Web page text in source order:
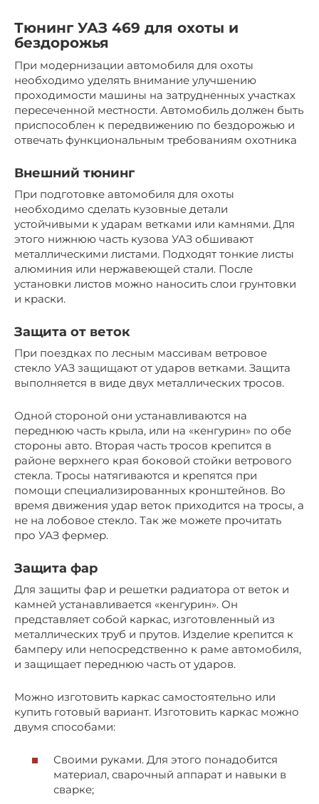
Тюнинг УАЗ 469 для охоты и
бездорожья
При модернизации автомобиля для охоты
необходимо уделять внимание улучшению
проходимости машины на затрудненных участках
пересеченной местности. Автомобиль должен быть
приспособлен к передвижению по бездорожью и
отвечать функциональным требованиям охотника
Внешний тюнинг
При подготовке автомобиля для охоты
необходимо сделать кузовные детали
устойчивыми к ударам ветками или камнями. Для
этого нижнюю часть кузова УАЗ обшивают
металлическими листами. Подходят тонкие листы
алюминия или нержавеющей стали. После
установки листов можно наносить слои грунтовки
и краски.
Защита от веток
При поездках по лесным массивам ветровое
стекло УАЗ защищают от ударов ветками. Защита
выполняется в виде двух металлических тросов.
Одной стороной они устанавливаются на
переднюю часть крыла, или на «кенгурин» по обе
стороны авто. Вторая часть тросов крепится в
районе верхнего края боковой стойки ветрового
стекла. Тросы натягиваются и крепятся при
помощи специализированных кронштейнов. Во
время движения удар веток приходится на тросы, а
не на лобовое стекло. Так же можете прочитать
про УАЗ фермер.
Защита фар
Для защиты фар и решетки радиатора от веток и
камней устанавливается «кенгурин». Он
представляет собой каркас, изготовленный из
металлических труб и прутов. Изделие крепится к
бамперу или непосредственно к раме автомобиля,
и защищает переднюю часть от ударов.
Можно изготовить каркас самостоятельно или
купить готовый вариант. Изготовить каркас можно
двумя способами:
Своими руками. Для этого понадобится
материал, сварочный аппарат и навыки в
сварке;